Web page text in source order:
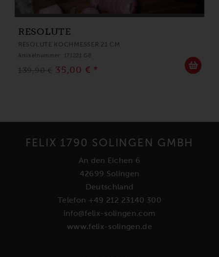
RESOLUTE
RESOLUTE KOCHMESSER 21 CM
Artikelnummer: 171221 GB
139,90 € 35,00 € *
FELIX 1790 SOLINGEN GMBH
An den Eichen 6
42699 Solingen
Deutschland
Telefon +49 212 23140 300
info@felix-solingen.com
www.felix-solingen.de